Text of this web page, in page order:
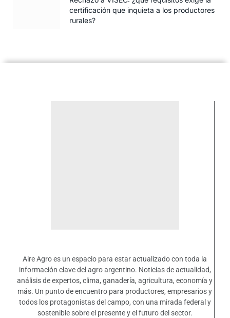
certificación que inquieta a los productores
rurales?
Aire Agro es un espacio para estar actualizado con toda la
información clave del agro argentino. Noticias de actualidad,
análisis de expertos, clima, ganadería, agricultura, economía y
más. Un punto de encuentro para productores, empresarios y
todos los protagonistas del campo, con una mirada federal y
sostenible sobre el presente y el futuro del sector.